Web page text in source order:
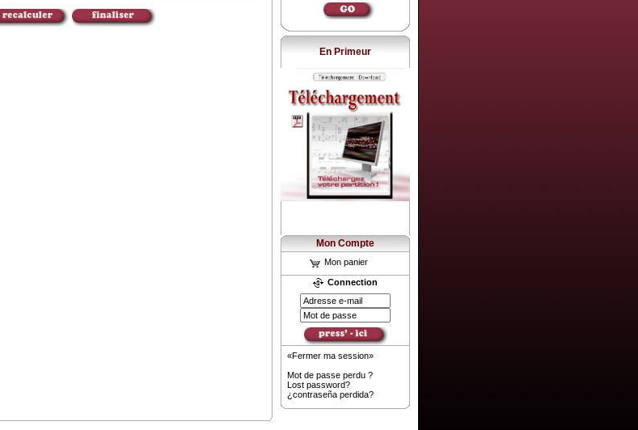
En Primeur
Mon Compte
Mon panier
Connection
«Fermer ma session»
Mot de passe perdu ?
Lost password?
¿contraseña perdida?